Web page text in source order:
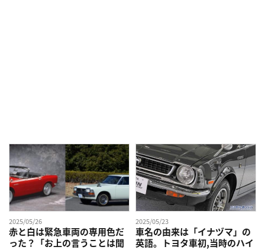
2025/05/26
赤と白は緊急車両の専用色だ
った？「お上の言うことは聞
2025/05/23
車名の由来は「イナヅマ」の
英語。トヨタ車初,当時のハイ